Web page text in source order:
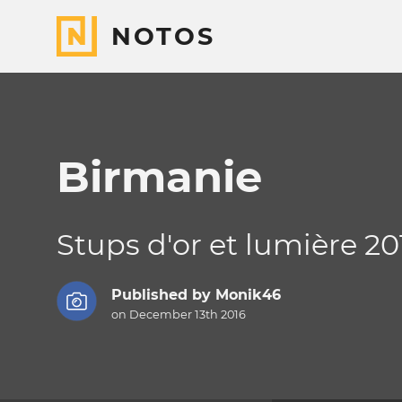
NOTOS
Birmanie
Stups d'or et lumière
Published by Monik46
on December 13th 2016